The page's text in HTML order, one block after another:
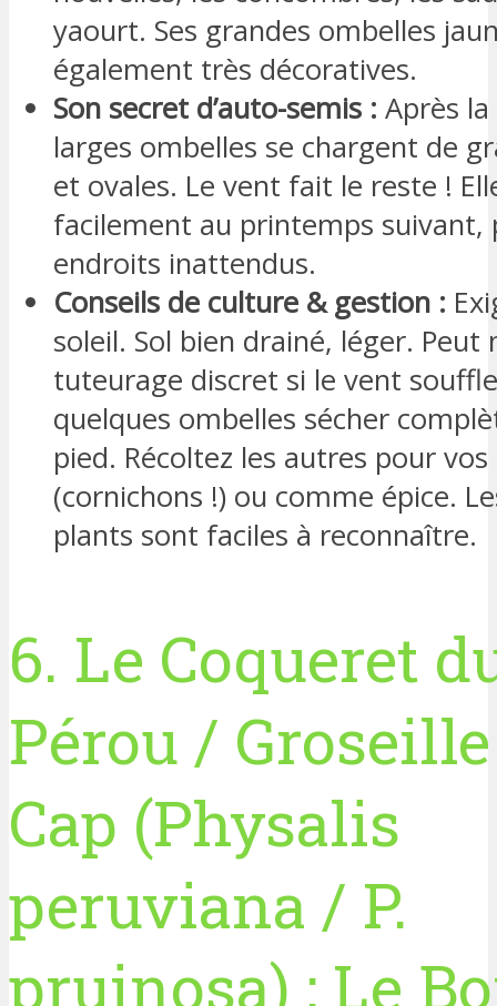
yaourt. Ses grandes ombelles
également très décoratives.
Son secret d’auto-semis : Après
larges ombelles se chargent de
et ovales. Le vent fait le reste !
facilement au printemps suivant,
endroits inattendus.
Conseils de culture & gestion :
soleil. Sol bien drainé, léger. Peut
tuteurage discret si le vent
quelques ombelles sécher
pied. Récoltez les autres pour
(cornichons !) ou comme épice.
plants sont faciles à reconnaître.
6. Le Coqueret
Pérou /
Cap (Physalis
peruviana / P.
pruinosa) : Le